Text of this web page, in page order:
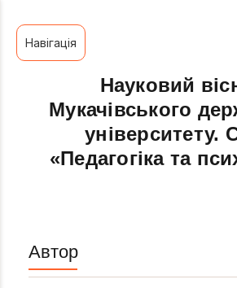
Навігація
Науковий
Мукачівського
університету.
«Педагогіка та
Автор